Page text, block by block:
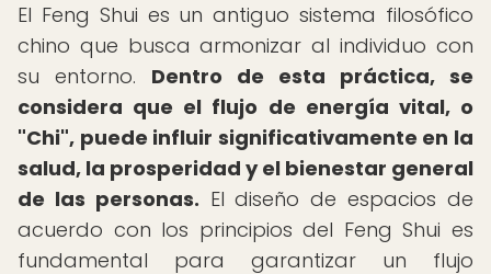
El Feng Shui es un antiguo sistema filosófico
chino que busca armonizar al individuo con
su entorno. Dentro de esta práctica, se
considera que el flujo de energía vital, o
"Chi", puede influir significativamente en la
salud, la prosperidad y el bienestar general
de las personas. El diseño de espacios de
acuerdo con los principios del Feng Shui es
fundamental para garantizar un flujo